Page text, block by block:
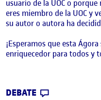
usuario de la UOC o
eres miembro de la UOC y
su autor o autora ha
¡Esperamos que esta
enriquecedor para todos y
DEBATE